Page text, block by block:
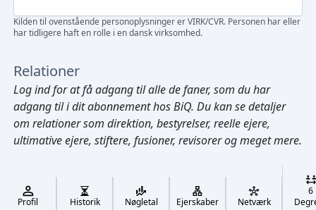
Cmd/Ctrl + K
Kilden til ovenstående personoplysninger er VIRK/CVR. Personen har eller
har tidligere haft en rolle i en dansk virksomhed.
Relationer
Log indfor at få adgang til alle de faner, som du har
adgang til i dit abonnement hos BiQ. Du kan se detaljer
om relationer som direktion, bestyrelser, reelle ejere,
ultimative ejere, stiftere, fusioner, revisorer og meget mere.
Profil Historik Nøgletal Ejerskaber Netværk
6